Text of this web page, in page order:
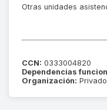
Otras unidades
CCN: 0333004820
Dependencias
Organización: